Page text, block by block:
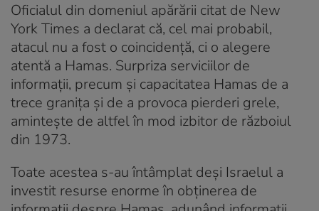
Oficialul din domeniul apărării citat de New
York Times a declarat că, cel mai probabil,
atacul nu a fost o coincidență, ci o alegere
atentă a Hamas. Surpriza serviciilor de
informații, precum și capacitatea Hamas de a
trece granița și de a provoca pierderi grele,
amintește de altfel în mod izbitor de războiul
din 1973.
Toate acestea s-au întâmplat deși Israelul a
investit resurse enorme în obținerea de